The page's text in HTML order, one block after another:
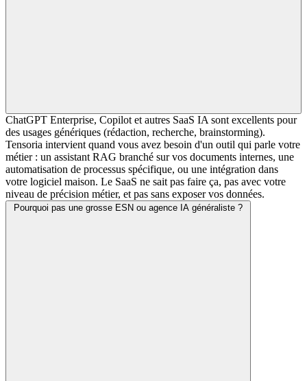
ChatGPT Enterprise, Copilot et autres SaaS IA sont excellents pour
des usages génériques (rédaction, recherche, brainstorming).
Tensoria intervient quand vous avez besoin d'un outil qui parle votre
métier : un assistant RAG branché sur vos documents internes, une
automatisation de processus spécifique, ou une intégration dans
votre logiciel maison. Le SaaS ne sait pas faire ça, pas avec votre
niveau de précision métier, et pas sans exposer vos données.
Pourquoi pas une grosse ESN ou agence IA généraliste ?